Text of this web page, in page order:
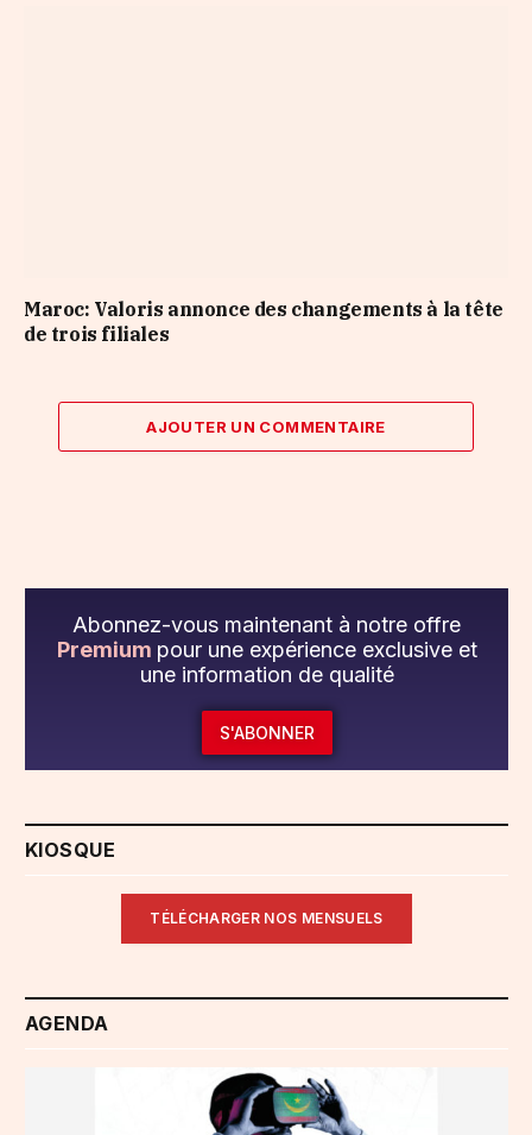
Maroc: Valoris annonce des changements à la tête
de trois filiales
AJOUTER UN COMMENTAIRE
Abonnez-vous maintenant à notre offre
Premium pour une expérience exclusive et
une information de qualité
S'ABONNER
KIOSQUE
TÉLÉCHARGER NOS MENSUELS
AGENDA